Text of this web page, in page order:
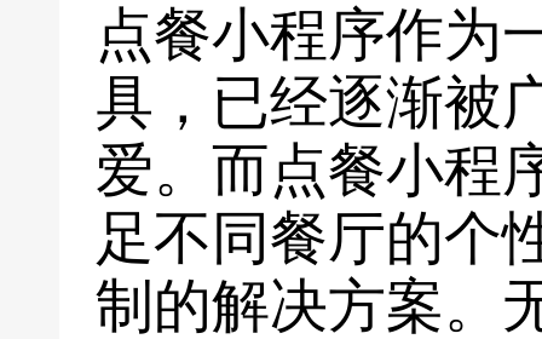
点餐小程序作为
具，已经逐渐被
爱。而点餐小程
足不同餐厅的个
制的解决方案。